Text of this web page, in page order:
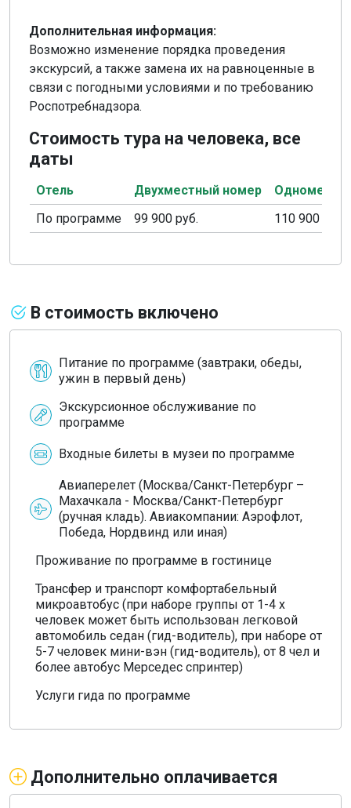
Дополнительная информация:
Возможно изменение порядка проведения
экскурсий, а также замена их на равноценные в
связи с погодными условиями и по требованию
Роспотребнадзора.
Стоимость тура на человека, все
даты
Отель Двухместный номер
По программе
99 900 руб. 110 900 руб.
В стоимость включено
Питание по программе (завтраки, обеды,
ужин в первый день)
Экскурсионное обслуживание по
программе
Входные билеты в музеи по программе
Авиаперелет (Москва/Санкт-Петербург –
Махачкала - Москва/Санкт-Петербург
(ручная кладь). Авиакомпании: Аэрофлот,
Победа, Нордвинд или иная)
Проживание по программе в гостинице
Трансфер и транспорт комфортабельный
микроавтобус (при наборе группы от 1-4 х
человек может быть использован легковой
автомобиль седан (гид-водитель), при наборе от
5-7 человек мини-вэн (гид-водитель), от 8 чел и
более автобус Мерседес спринтер)
Услуги гида по программе
Дополнительно оплачивается